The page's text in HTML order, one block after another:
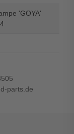
'GOYA'
parts.de